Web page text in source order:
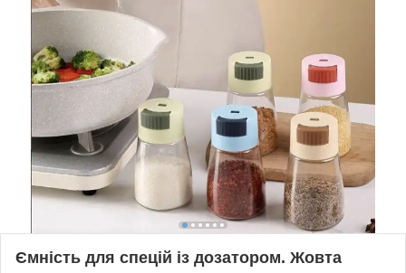
Ємність для спецій із дозатором. Жовта